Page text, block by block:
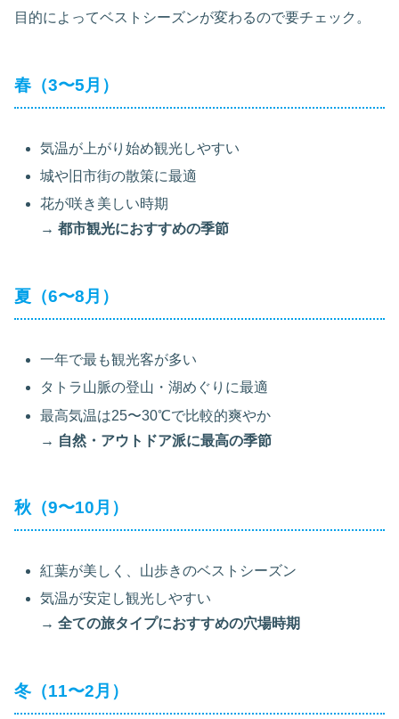
目的によってベストシーズンが変わるので要チェック。
春（3〜5月）
気温が上がり始め観光しやすい
城や旧市街の散策に最適
花が咲き美しい時期
→ 都市観光におすすめの季節
夏（6〜8月）
一年で最も観光客が多い
タトラ山脈の登山・湖めぐりに最適
最高気温は25〜30℃で比較的爽やか
→ 自然・アウトドア派に最高の季節
秋（9〜10月）
紅葉が美しく、山歩きのベストシーズン
気温が安定し観光しやすい
→ 全ての旅タイプにおすすめの穴場時期
冬（11〜2月）